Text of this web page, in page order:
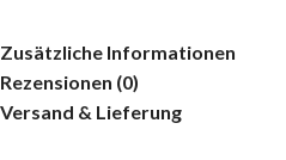
Zusätzliche Informationen
Rezensionen (0)
Versand & Lieferung